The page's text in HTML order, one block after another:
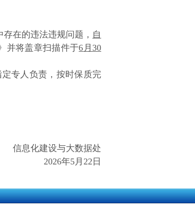
在的违法违规问题， 自
并将盖章扫描件于6 月 30
专人负责，按时保质完
信息化建设与大数据处
2026年5月 22 日